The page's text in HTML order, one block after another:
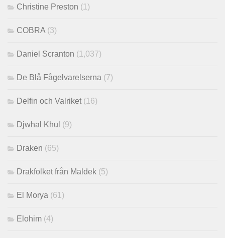
Christine Preston (1)
COBRA (3)
Daniel Scranton (1,037)
De Blå Fågelvarelserna (7)
Delfin och Valriket (16)
Djwhal Khul (9)
Draken (65)
Drakfolket från Maldek (5)
El Morya (61)
Elohim (4)